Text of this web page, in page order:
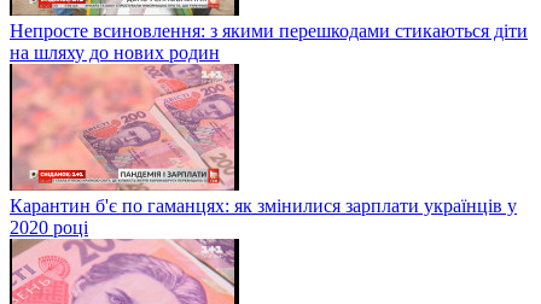
Непросте всиновлення: з якими перешкодами стикаються діти
на шляху до нових родин
Карантин б'є по гаманцях: як змінилися зарплати українців у
2020 році